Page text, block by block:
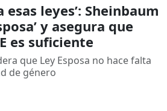
esas leyes’: Sheinbaum
y asegura que
es suficiente
que Ley Esposa no hace falta
de género